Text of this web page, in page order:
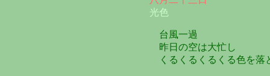
光色
台風一過
昨日の空は大忙し
くるくるくるくる色を落